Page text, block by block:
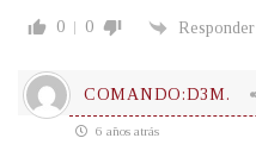
0 0 Responder
COMANDO:D3M.
6 años atrás